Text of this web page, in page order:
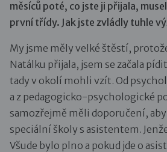
měsíců poté, co jste ji přijala,
první třídy. Jak jste zvládly tuhle
My jsme měly velké štěstí,
Natálku přijala, jsem se začala
tady v okolí mohli vzít. Od
a z pedagogicko-psychologické
samozřejmě měli doporučení, aby
speciální školy s asistentem.
Všude bylo plno a pokud jde o